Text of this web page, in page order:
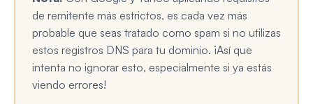
de remitente más estrictos, es cada vez más
probable que seas tratado como spam si no utilizas
estos registros DNS para tu dominio. ¡Así que
intenta no ignorar esto, especialmente si ya estás
viendo errores!